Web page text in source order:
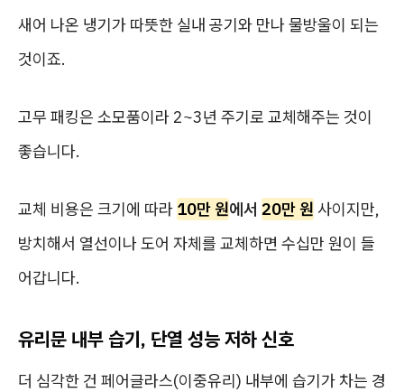
새어 나온 냉기가 따뜻한 실내 공기와 만나 물방울이 되는
것이죠.
고무 패킹은 소모품이라 2~3년 주기로 교체해주는 것이
좋습니다.
교체 비용은 크기에 따라 10만 원에서 20만 원 사이지만,
방치해서 열선이나 도어 자체를 교체하면 수십만 원이 들
어갑니다.
유리문 내부 습기, 단열 성능 저하 신호
더 심각한 건 페어글라스(이중유리) 내부에 습기가 차는 경